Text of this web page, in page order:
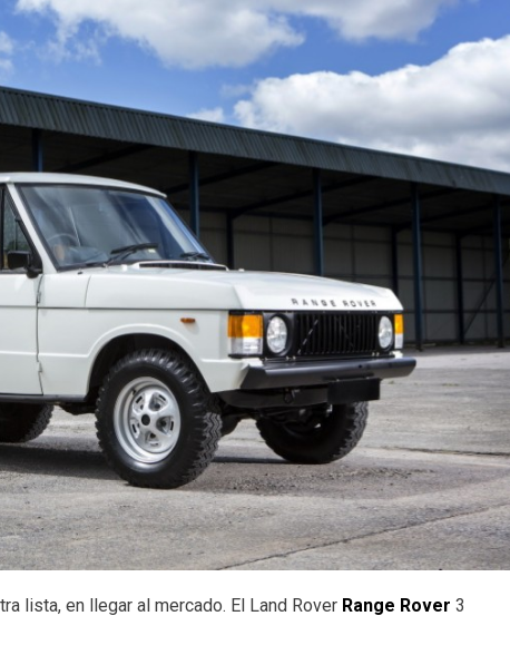
lista, en llegar al mercado. El Land Rover Range Rover 3